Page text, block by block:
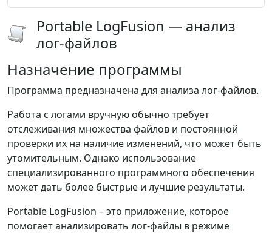
Portable LogFusion — анализ
лог-файлов
Назначение программы
Программа предназначена для анализа лог-файлов.
Работа с логами вручную обычно требует
отслеживания множества файлов и постоянной
проверки их на наличие изменений, что может быть
утомительным. Однако использование
специализированного программного обеспечения
может дать более быстрые и лучшие результаты.
Portable LogFusion – это приложение, которое
помогает анализировать лог-файлы в режиме